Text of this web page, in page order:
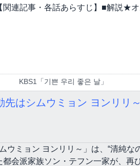
関連記事・各話あらすじ】■解説★
KBS1「기쁜 우리 좋은 날」
先はシムウミョン ヨンリリ
ウミョン ヨンリリ～」は、“清純な
会派家族ソン・テフン一家が、再